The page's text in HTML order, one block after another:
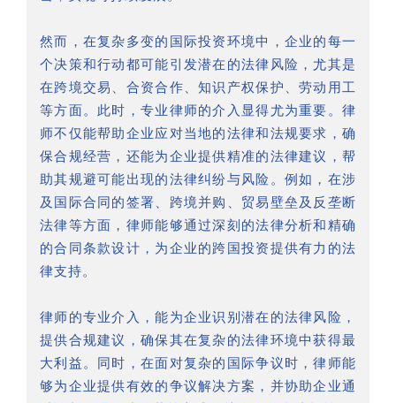
然而，在复杂多变的国际投资环境中，企业的每一
个决策和行动都可能引发潜在的法律风险，尤其是
在跨境交易、合资合作、知识产权保护、劳动用工
等方面。此时，专业律师的介入显得尤为重要。律
师不仅能帮助企业应对当地的法律和法规要求，确
保合规经营，还能为企业提供精准的法律建议，帮
助其规避可能出现的法律纠纷与风险。例如，在涉
及国际合同的签署、跨境并购、贸易壁垒及反垄断
法律等方面，律师能够通过深刻的法律分析和精确
的合同条款设计，为企业的跨国投资提供有力的法
律支持。
律师的专业介入，能为企业识别潜在的法律风险，
提供合规建议，确保其在复杂的法律环境中获得最
大利益。同时，在面对复杂的国际争议时，律师能
够为企业提供有效的争议解决方案，并协助企业通